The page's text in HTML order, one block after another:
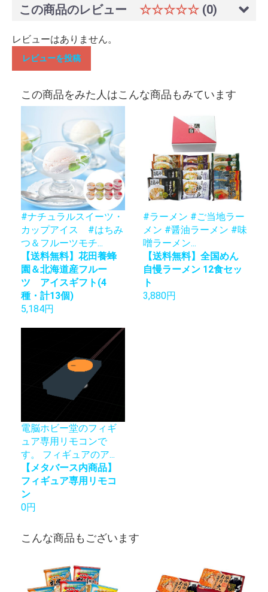
この商品のレビュー ☆☆☆☆☆ (0)
レビューはありません。
レビューを投稿
この商品をみた人はこんな商品もみています
#ナチュラルスイーツ・
カップアイス #はちみ
つ＆フルーツモチ...
【送料無料】花田養蜂
園＆北海道産フルー
ツ アイスギフト(4
種・計13個)
5,184円
#ラーメン #ご当地ラー
メン #醤油ラーメン #味
噌ラーメン...
【送料無料】全国めん
自慢ラーメン 12食セッ
ト
3,880円
電脳ホビー堂のフィギ
ュア専用リモコンで
す。 フィギュアのア...
【メタバース内商品】
フィギュア専用リモコ
ン
0円
こんな商品もございます